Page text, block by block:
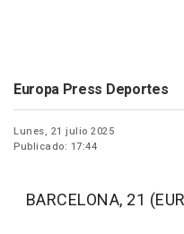
Europa Press Deportes
Lunes, 21 julio 2025
Publicado: 17:44
BARCELONA, 21